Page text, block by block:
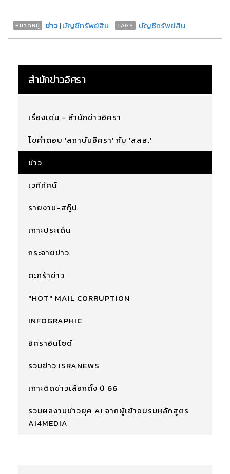
หมวดหมู่ ข่าว|บัญชีทรัพย์สิน TAGS บัญชีทรัพย์สิน
สำนักข่าวอิศรา
เรื่องเด่น - สำนักข่าวอิศรา
ไขคำตอบ 'สถาบันอิศรา' กับ 'สสส.'
ข่าว
เวทีทัศน์
รายงาน-สกู๊ป
เกาะประเด็น
กระจายข่าว
ตะกร้าข่าว
"HOT" MAIL CORRUPTION
INFOGRAPHIC
อิศราอินไซด์
รวมข่าว ISRANEWS
เกาะติดข่าวเลือกตั้ง ปี 66
รวมผลงานข่าวยุค AI จากผู้เข้าอบรมหลักสูตร
AI4MEDIA